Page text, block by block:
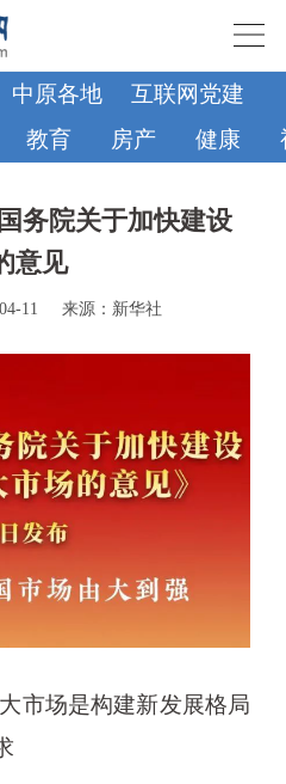
中原各地 互联网党建
教育 房产 健康
务院关于加快建设
意见
11 来源：新华社
场是构建新发展格局